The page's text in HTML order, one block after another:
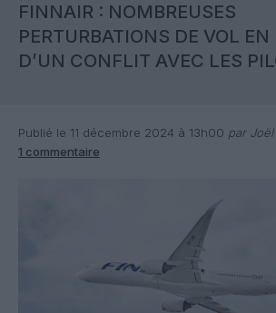
FINNAIR : NOMBREUSES
PERTURBATIONS DE VOL EN
D’UN CONFLIT AVEC LES
Publié le 11 décembre 2024 à 13h00 par Joël
1 commentaire